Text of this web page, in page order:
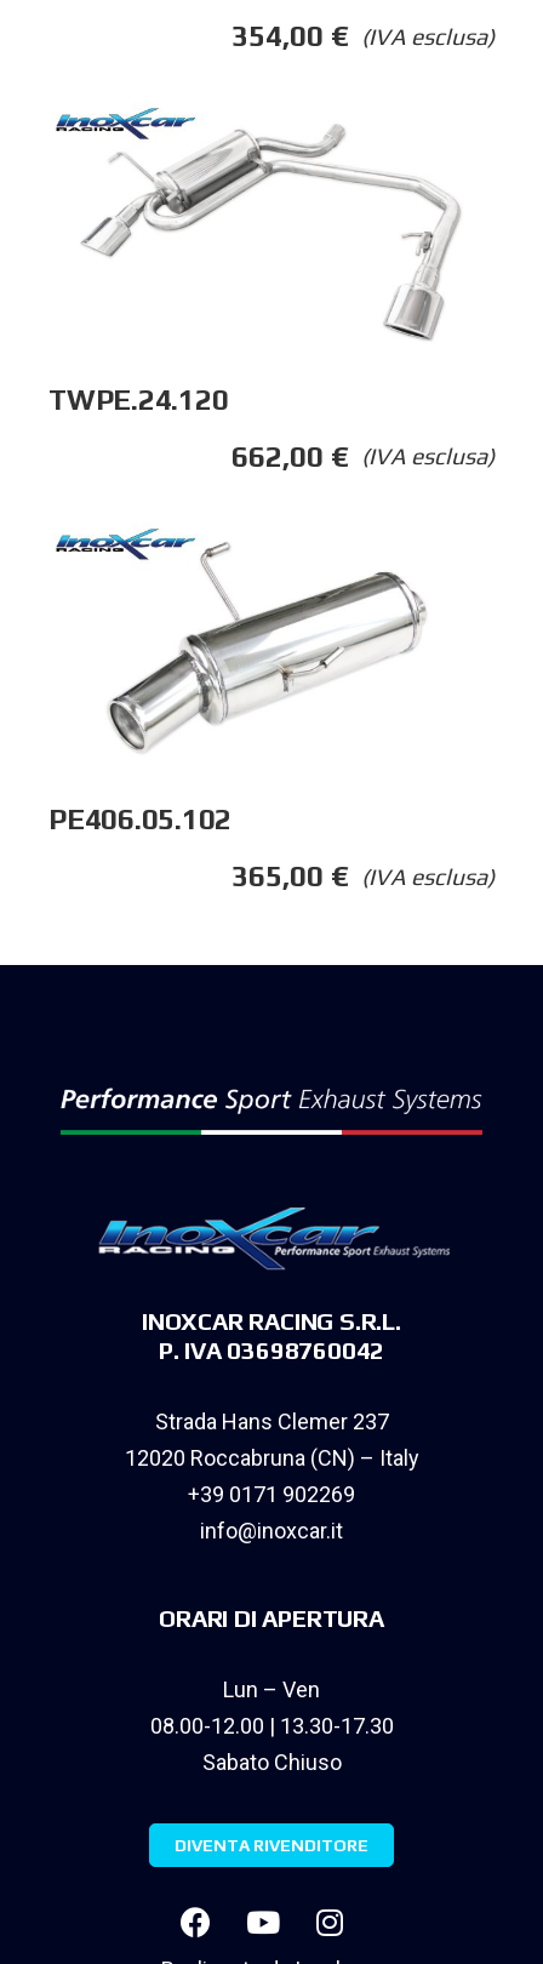
(IVA esclusa)
354,00 €
TWPE.24.120
(IVA esclusa)
662,00 €
PE406.05.102
(IVA esclusa)
365,00 €
INOXCAR RACING S.R.L.
P. IVA 03698760042
Strada Hans Clemer 237
12020 Roccabruna (CN) – Italy
+39 0171 902269
info@inoxcar.it
ORARI DI APERTURA
Lun – Ven
08.00-12.00 | 13.30-17.30
Sabato Chiuso
DIVENTA RIVENDITORE